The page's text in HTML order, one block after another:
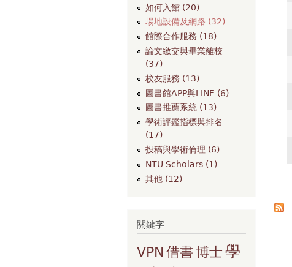
如何入館 (20)
場地設備及網路 (32)
館際合作服務 (18)
論文繳交與畢業離校
(37)
校友服務 (13)
圖書館APP與LINE (6)
圖書推薦系統 (13)
學術評鑑指標與排名
(17)
投稿與學術倫理 (6)
NTU Scholars (1)
其他 (12)
關鍵字
VPN借書博士學